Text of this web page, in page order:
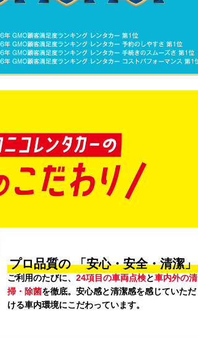
プロ品質の 「安心・安全・清潔」
ご利用のたびに、 24項目の車両点検と車内外の清
掃・除菌を徹底。安心感と清潔感を感じていただ
ける車内環境にこだわっています。